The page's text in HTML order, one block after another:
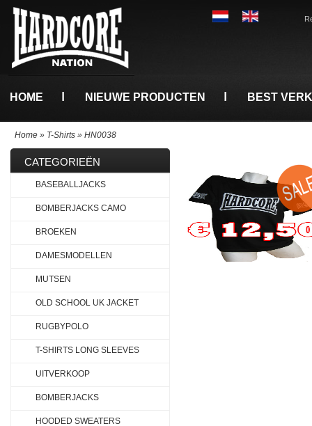
HOME NIEUWE PRODUCTEN BEST
Home » T-Shirts » HN0038
CATEGORIEËN
BASEBALLJACKS
BOMBERJACKS CAMO
BROEKEN
DAMESMODELLEN
MUTSEN
OLD SCHOOL UK JACKET
RUGBYPOLO
T-SHIRTS LONG SLEEVES
UITVERKOOP
BOMBERJACKS
HOODED SWEATERS